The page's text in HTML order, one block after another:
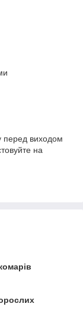
перед виходом
на